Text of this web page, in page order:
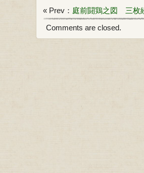
« Prev： 庭前闘鶏之図 三枚
Comments are closed.